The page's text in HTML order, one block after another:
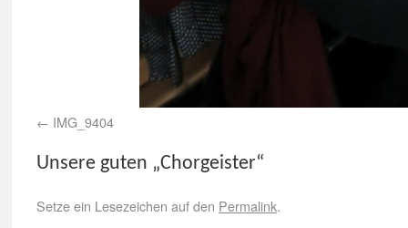
IMG_9404
Unsere guten „Chorgeister“
Setze ein Lesezeichen auf den Permalink.